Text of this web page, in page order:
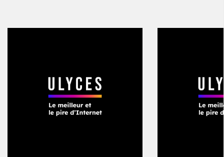
Technologiquement, on a des garde-fous
qui évitent cela mais il faut savoir les mettre en
œuvre pour éviter de créer des entités chimères qui